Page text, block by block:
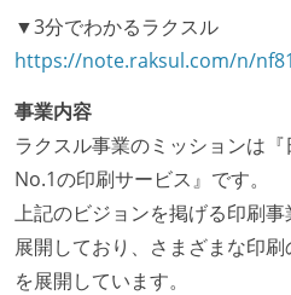
▼3分でわかるラクスル
https://note.raksul.com/n/
事業内容
ラクスル事業のミッションは『
No.1の印刷サービス』です。
上記のビジョンを掲げる印刷
展開しており、さまざまな印
を展開しています。